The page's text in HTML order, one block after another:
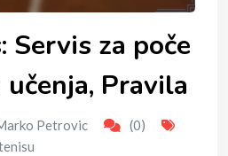
Servis za poče
Pravila
Petrovic
(0)